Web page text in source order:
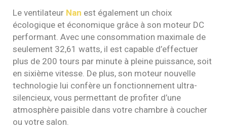
Le ventilateur Nan est également un choix
écologique et économique grâce à son moteur DC
performant. Avec une consommation maximale de
seulement 32,61 watts, il est capable d’effectuer
plus de 200 tours par minute à pleine puissance, soit
en sixième vitesse. De plus, son moteur nouvelle
technologie lui confère un fonctionnement ultra-
silencieux, vous permettant de profiter d’une
atmosphère paisible dans votre chambre à coucher
ou votre salon.